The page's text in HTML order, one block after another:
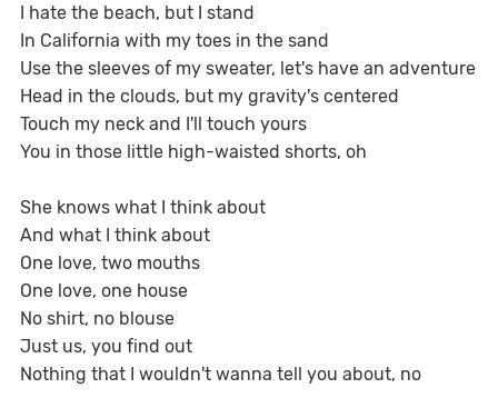
I hate the beach, but I stand
In California with my toes in the sand
Use the sleeves of my sweater, let's have an adventure
Head in the clouds, but my gravity's centered
Touch my neck and I'll touch yours
You in those little high-waisted shorts, oh
She knows what I think about
And what I think about
One love, two mouths
One love, one house
No shirt, no blouse
Just us, you find out
Nothing that I wouldn't wanna tell you about, no